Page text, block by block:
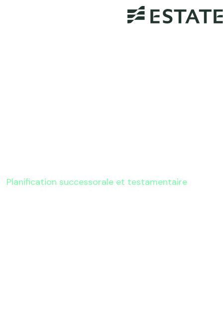
Planification successorale et testamentaire